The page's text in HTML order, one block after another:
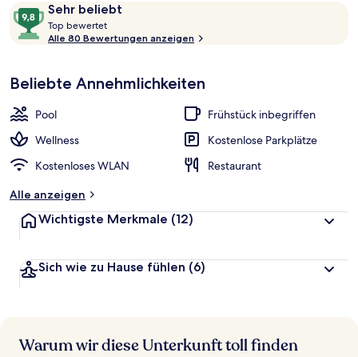
beträgt
222 €.
Bewertungen
Sehr beliebt
9,8
von
10,
beliebt
Top bewertet
o
b
e
Alle 80 Bewertungen anzeigen
Beliebte Annehmlichkeiten
Pool
Frühstück inbegriffen
Wellness
Kostenlose Parkplätze
Kostenloses WLAN
Restaurant
Alle anzeigen
Wichtigste Merkmale (12)
Sich wie zu Hause fühlen (6)
Warum wir diese Unterkunft toll finden